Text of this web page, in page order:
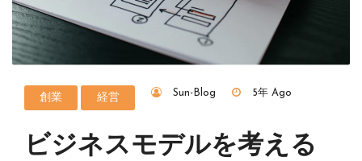
創業 経営 Sun-Blog 5年 Ago
ビジネスモデルを考える